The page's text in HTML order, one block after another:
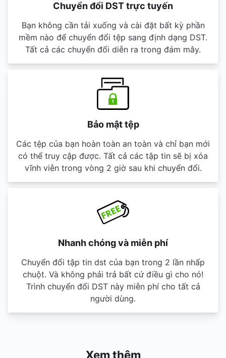
Chuyển đổi DST trực tuyến
Bạn không cần tải xuống và cài đặt bất kỳ phần
mềm nào để chuyển đổi tệp sang định dạng DST.
Tất cả các chuyển đổi diễn ra trong đám mây.
Bảo mật tệp
Các tệp của bạn hoàn toàn an toàn và chỉ bạn mới
có thể truy cập được. Tất cả các tập tin sẽ bị xóa
vĩnh viễn trong vòng 2 giờ sau khi chuyển đổi.
Nhanh chóng và miễn phí
Chuyển đổi tập tin dst của bạn trong 2 lần nhấp
chuột. Và không phải trả bất cứ điều gì cho nó!
Trình chuyển đổi DST này miễn phí cho tất cả
người dùng.
Xem thêm